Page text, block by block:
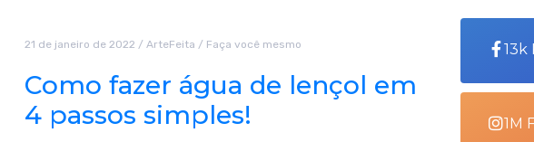
21 de janeiro de 2022 / ArteFeita / Faça você mesmo
Como fazer água de lençol em
4 passos simples!
13k
1M